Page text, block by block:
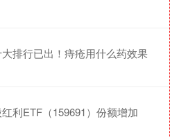
排行已出！痔疮用什么药效果
利ETF（159691）份额增加